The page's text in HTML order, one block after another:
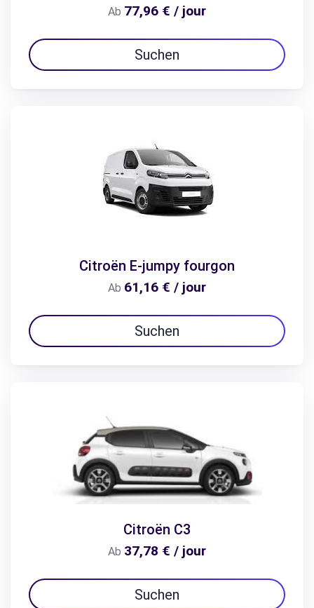
Ab 77,96 € / jour
Suchen
Citroën E-jumpy fourgon
Ab 61,16 € / jour
Suchen
Citroën C3
Ab 37,78 € / jour
Suchen